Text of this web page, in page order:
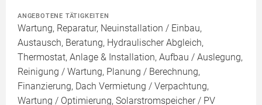
ANGEBOTENE TÄTIGKEITEN
Wartung, Reparatur, Neuinstallation / Einbau,
Austausch, Beratung, Hydraulischer Abgleich,
Thermostat, Anlage & Installation, Aufbau / Auslegung,
Reinigung / Wartung, Planung / Berechnung,
Finanzierung, Dach Vermietung / Verpachtung,
Wartung / Optimierung, Solarstromspeicher / PV